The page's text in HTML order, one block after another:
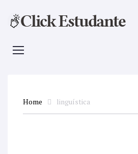
Home linguística